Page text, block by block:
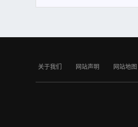
关于我们 网站声明 网站地图